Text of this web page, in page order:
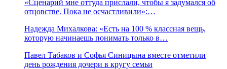
«Сценарий мне оттуда прислали, чтобы я задумался об
отцовстве. Пока не осчастливили»:…
Надежда Михалкова: «Есть на 100 % классная вещь,
которую начинаешь понимать только в…
Павел Табаков и Софья Синицына вместе отметили
день рождения дочери в кругу семьи